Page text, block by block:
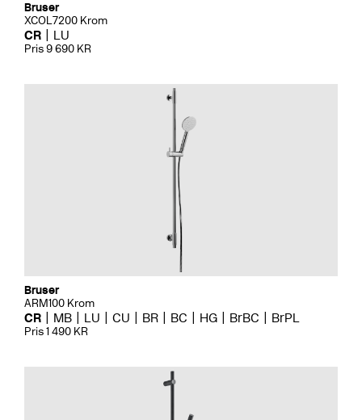
Bruser
XCOL7200 Krom
CR LU
Pris 9 690 KR
Bruser
ARM100 Krom
CR MB LU CU BR BC HG BrBC BrPL
Pris 1 490 KR